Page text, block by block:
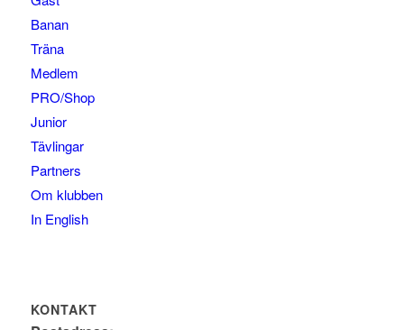
Banan
Träna
Medlem
PRO/Shop
Junior
Tävlingar
Partners
Om klubben
In English
KONTAKT